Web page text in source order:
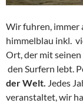
Wir fuhren, immer
himmelblau inkl.
Ort, der mit
den Surfern lebt.
der Welt. Jedes
veranstaltet, wir